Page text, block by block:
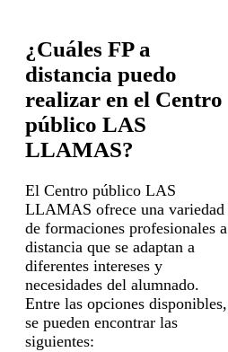
¿Cuáles FP a
distancia puedo
realizar en el Centro
público LAS
LLAMAS?
El Centro público LAS
LLAMAS ofrece una variedad
de formaciones profesionales a
distancia que se adaptan a
diferentes intereses y
necesidades del alumnado.
Entre las opciones disponibles,
se pueden encontrar las
siguientes: